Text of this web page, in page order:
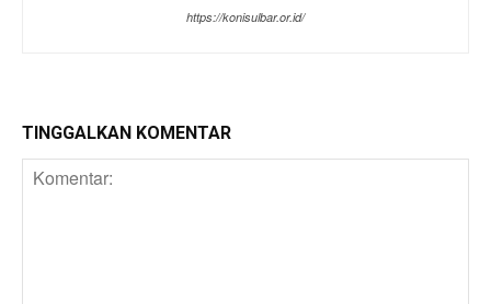
https://konisulbar.or.id/
TINGGALKAN KOMENTAR